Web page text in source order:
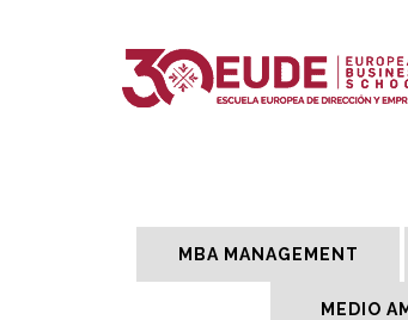
MBA MANAGEMENT
MEDIO